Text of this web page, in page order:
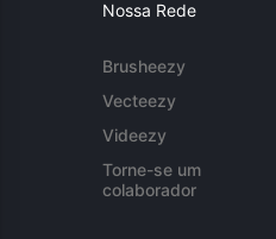
Nossa Rede
Brusheezy
Vecteezy
Videezy
Torne-se um
colaborador